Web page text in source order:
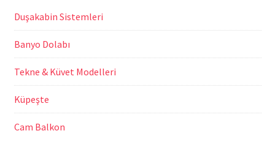
Duşakabin Sistemleri
Banyo Dolabı
Tekne & Küvet Modelleri
Küpeşte
Cam Balkon